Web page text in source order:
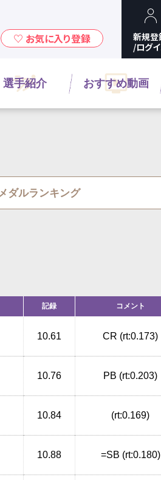
選手紹介 おすすめ動画
ダルランキング
記録 コメント
10.61 CR (rt:0.173)
10.76 PB (rt:0.203)
10.84 (rt:0.169)
10.88 =SB (rt:0.180)